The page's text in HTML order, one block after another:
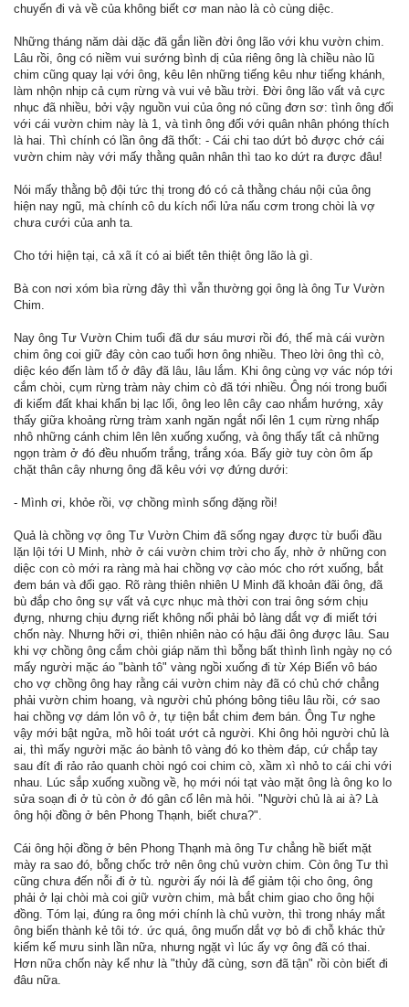
chuyến đi và về của không biết cơ man nào là cò cùng diệc.
Những tháng năm dài dặc đã gắn liền đời ông lão với khu vườn chim.
Lâu rồi, ông có niềm vui sướng bình dị của riêng ông là chiều nào lũ
chim cũng quay lại với ông, kêu lên những tiếng kêu như tiếng khánh,
làm nhộn nhịp cả cụm rừng và vui vẻ bầu trời. Đời ông lão vất vả cực
nhục đã nhiều, bởi vậy nguồn vui của ông nó cũng đơn sơ: tình ông đối
với cái vườn chim này là 1, và tình ông đối với quân nhân phóng thích
là hai. Thì chính có lần ông đã thốt: - Cái chi tao dứt bỏ được chớ cái
vườn chim này với mấy thằng quân nhân thì tao ko dứt ra được đâu!
Nói mấy thằng bộ đội tức thị trong đó có cả thằng cháu nội của ông
hiện nay ngũ, mà chính cô du kích nổi lửa nấu cơm trong chòi là vợ
chưa cưới của anh ta.
Cho tới hiện tại, cả xã ít có ai biết tên thiệt ông lão là gì.
Bà con nơi xóm bìa rừng đây thì vẫn thường gọi ông là ông Tư Vườn
Chim.
Nay ông Tư Vườn Chim tuổi đã dư sáu mươi rồi đó, thế mà cái vườn
chim ông coi giữ đây còn cao tuổi hơn ông nhiều. Theo lời ông thì cò,
diệc kéo đến làm tổ ở đây đã lâu, lâu lắm. Khi ông cùng vợ vác nóp tới
cắm chòi, cụm rừng tràm này chim cò đã tới nhiều. Ông nói trong buổi
đi kiếm đất khai khẩn bị lạc lối, ông leo lên cây cao nhắm hướng, xảy
thấy giữa khoảng rừng tràm xanh ngăn ngắt nổi lên 1 cụm rừng nhấp
nhô những cánh chim lên lên xuống xuống, và ông thấy tất cả những
ngọn tràm ở đó đều nhuốm trắng, trắng xóa. Bấy giờ tuy còn ôm ấp
chặt thân cây nhưng ông đã kêu với vợ đứng dưới:
- Mình ơi, khỏe rồi, vợ chồng mình sống đặng rồi!
Quả là chồng vợ ông Tư Vườn Chim đã sống ngay được từ buổi đầu
lặn lội tới U Minh, nhờ ở cái vườn chim trời cho ấy, nhờ ở những con
diệc con cò mới ra ràng mà hai chồng vợ cào móc cho rớt xuống, bắt
đem bán và đổi gạo. Rõ ràng thiên nhiên U Minh đã khoản đãi ông, đã
bù đắp cho ông sự vất vả cực nhục mà thời con trai ông sớm chịu
đựng, nhưng chịu đựng riết không nổi phải bỏ làng dắt vợ đi miết tới
chốn này. Nhưng hỡi ơi, thiên nhiên nào có hậu đãi ông được lâu. Sau
khi vợ chồng ông cắm chòi giáp năm thì bỗng bất thình lình ngày nọ có
mấy người mặc áo "bành tô" vàng ngồi xuống đi từ Xép Biển vô báo
cho vợ chồng ông hay rằng cái vườn chim này đã có chủ chớ chẳng
phải vườn chim hoang, và người chủ phóng bông tiêu lâu rồi, cớ sao
hai chồng vợ dám lỏn vô ở, tự tiện bắt chim đem bán. Ông Tư nghe
vậy mới bật ngửa, mồ hôi toát ướt cả người. Khi ông hỏi người chủ là
ai, thì mấy người mặc áo bành tô vàng đó ko thèm đáp, cứ chắp tay
sau đít đi rảo rảo quanh chòi ngó coi chim cò, xầm xì nhỏ to cái chi với
nhau. Lúc sắp xuống xuồng về, họ mới nói tạt vào mặt ông là ông ko lo
sửa soạn đi ở tù còn ở đó gân cổ lên mà hỏi. "Người chủ là ai à? Là
ông hội đồng ở bên Phong Thạnh, biết chưa?".
Cái ông hội đồng ở bên Phong Thạnh mà ông Tư chẳng hề biết mặt
mày ra sao đó, bỗng chốc trở nên ông chủ vườn chim. Còn ông Tư thì
cũng chưa đến nỗi đi ở tù. người ấy nói là để giảm tội cho ông, ông
phải ở lại chòi mà coi giữ vườn chim, mà bắt chim giao cho ông hội
đồng. Tóm lại, đúng ra ông mới chính là chủ vườn, thì trong nháy mắt
ông biến thành kẻ tôi tớ. ức quá, ông muốn dắt vợ bỏ đi chỗ khác thử
kiếm kế mưu sinh lần nữa, nhưng ngặt vì lúc ấy vợ ông đã có thai.
Hơn nữa chốn này kể như là "thủy đã cùng, sơn đã tận" rồi còn biết đi
đâu nữa.